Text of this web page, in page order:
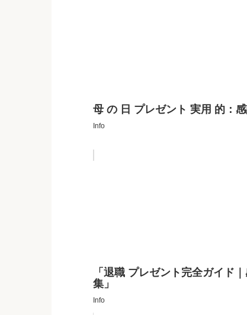
母 の 日 プレゼント 実用 的：
Info
「退職 プレゼント完全ガイド
集」
Info